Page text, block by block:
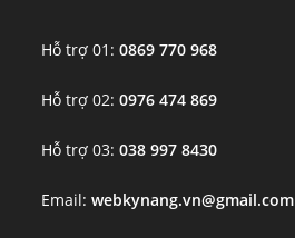
Hỗ trợ 01:0869 770 968
Hỗ trợ 02:0976 474 869
Hỗ trợ 03:038 997 8430
Email:webkynang.vn@gmail.com